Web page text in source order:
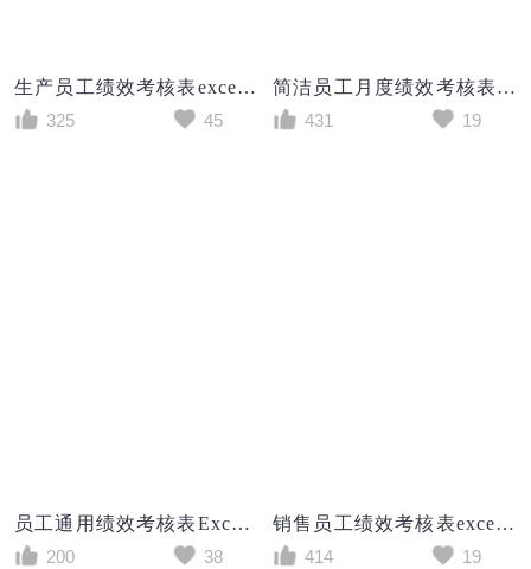
生产员工绩效考核表excel模板
325
45
简洁员工月度绩效考核表excel模板
431
19
员工通用绩效考核表Excel表格
200
38
销售员工绩效考核表excel模板
414
19